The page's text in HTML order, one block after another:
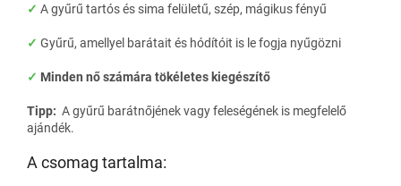
✓ A gyűrű tartós és sima felületű, szép, mágikus fényű
✓ Gyűrű, amellyel barátait és hódítóit is le fogja nyűgözni
✓ Minden nő számára tökéletes kiegészítő
Tipp: A gyűrű barátnőjének vagy feleségének is megfelelő
ajándék.
A csomag tartalma: